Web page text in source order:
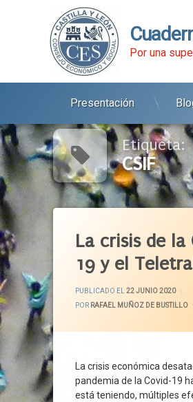
contenido
Por una
Presentación
Etiqueta:
CSIF
La crisis de la
19 y el
PUBLICADO EL22 JUNIO 2020
POR RAFAEL MUÑOZ DE BUSTILLO
La crisis económica
pandemia de la Covid-19
está teniendo, múltiples
Actividad Productiva
Administración General
Confinamiento
Distanciamiento Social
Efecto Mateo Digital